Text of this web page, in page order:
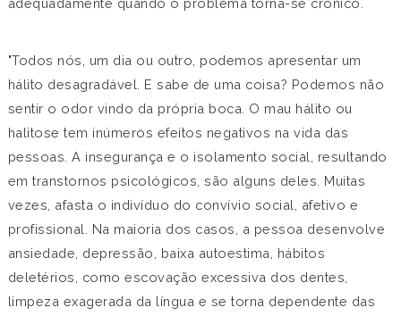
"Todos nós, um dia ou outro, podemos apresentar um
hálito desagradável. E sabe de uma coisa? Podemos não
sentir o odor vindo da própria boca. O mau hálito ou
halitose tem inúmeros efeitos negativos na vida das
pessoas. A insegurança e o isolamento social, resultando
em transtornos psicológicos, são alguns deles. Muitas
vezes, afasta o indivíduo do convívio social, afetivo e
profissional. Na maioria dos casos, a pessoa desenvolve
ansiedade, depressão, baixa autoestima, hábitos
deletérios, como escovação excessiva dos dentes,
limpeza exagerada da língua e se torna dependente das